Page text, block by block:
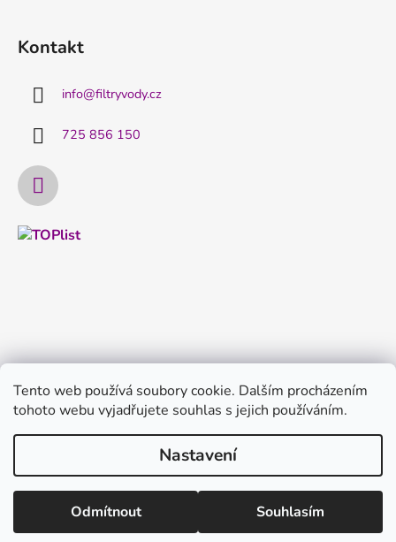
Tento web používá soubory cookie. Dalším procházením
tohoto webu vyjadřujete souhlas s jejich používáním.
Nastavení
Odmítnout Souhlasím
Kontakt
info@filtryvody.cz
725 856 150
Vytvořil Shoptet
Copyright 2026FILTRYvody.cz. Všechna práva